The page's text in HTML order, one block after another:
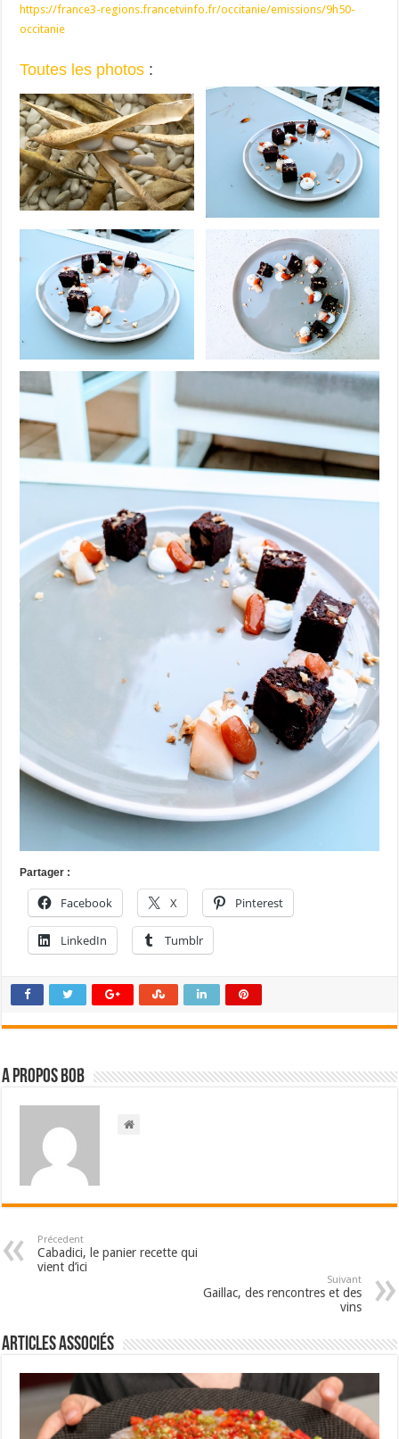
https://france3-regions.francetvinfo.fr/occitanie/emissions/9h50-
occitanie
Toutes les photos :
Partager :
Facebook X Pinterest
LinkedIn Tumblr
A propos bOb
Précedent
Cabadici, le panier recette qui
vient d’ici
Suivant
Gaillac, des rencontres et des
vins
Articles associés